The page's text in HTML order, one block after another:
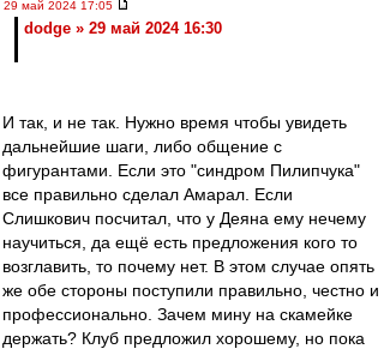
29 май 2024 17:05
dodge » 29 май 2024 16:30
И так, и не так. Нужно время чтобы увидеть
дальнейшие шаги, либо общение с
фигурантами. Если это "синдром Пилипчука"
все правильно сделал Амарал. Если
Слишкович посчитал, что у Деяна ему нечему
научиться, да ещё есть предложения кого то
возглавить, то почему нет. В этом случае опять
же обе стороны поступили правильно, честно и
профессионально. Зачем мину на скамейке
держать? Клуб предложил хорошему, но пока